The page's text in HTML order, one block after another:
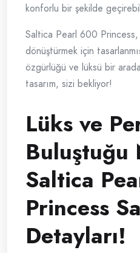
konforlu bir şekilde
Saltica Pearl 600
dönüştürmek için
özgürlüğü ve lüksü bir
tasarım, sizi bekliyor!
Lüks ve
Buluştuğu
Saltica
Princess
Detayları!